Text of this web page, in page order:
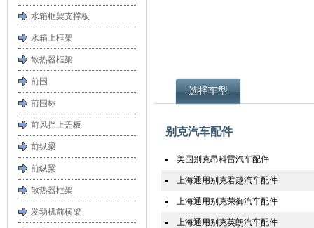
水箱框架支撑板
水箱上框架
散热器框架
前围
前围标
前风挡上盖板
前纵梁
前纵粱
散热器框架
发动机前横梁
选择车型
别克汽车配件
美国别克昂科雷汽车配件
上海通用别克君越汽车配件
上海通用别克荣御汽车配件
上海通用别克英朗汽车配件